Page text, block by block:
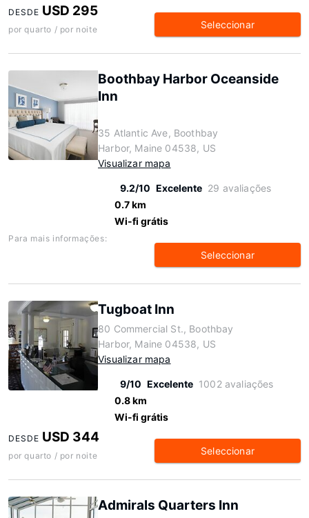
DESDE USD 295
por quarto / por noite Seleccionar
Boothbay Harbor Oceanside
Inn
35 Atlantic Ave, Boothbay
Harbor, Maine 04538, US
Visualizar mapa
9.2/10 Excelente 29 avaliações
0.7 km
Wi-fi grátis
Para mais informações:
Seleccionar
Tugboat Inn
80 Commercial St., Boothbay
Harbor, Maine 04538, US
Visualizar mapa
9/10 Excelente 1002 avaliações
0.8 km
Wi-fi grátis
DESDE USD 344
por quarto / por noite Seleccionar
Admirals Quarters Inn